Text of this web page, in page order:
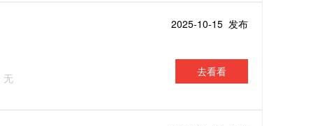
无
2025-10-15 发布
去看看